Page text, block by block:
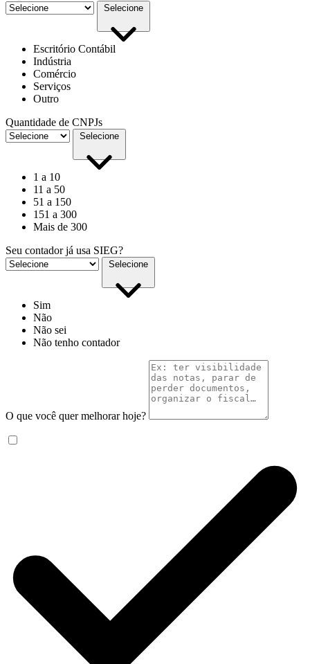
Selecione
Escritório Contábil
Indústria
Comércio
Serviços
Outro
Quantidade de CNPJs
Selecione
1 a 10
11 a 50
51 a 150
151 a 300
Mais de 300
Seu contador já usa SIEG?
Selecione
Sim
Não
Não sei
Não tenho contador
O que você quer melhorar hoje?